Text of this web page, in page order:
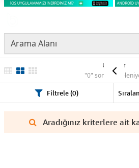
Ürünler
"0" sonuç
Filtrele (0)
Aradığınız kriterlere ait